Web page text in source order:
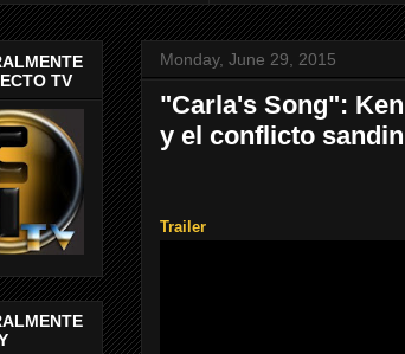
Monday, June 29, 2015
"Carla's Song":
y el conflicto
Trailer
TV